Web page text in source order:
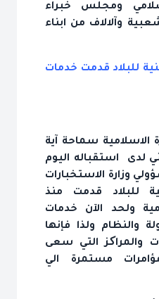
ومجلس خبراء
وآلالاف من ابناء
للبلاد قدمت خدمات
الاسلامية سماحة آية
لدى استقباله اليوم
وزارة الاستخبارات
للبلاد قدمت منذ
ولحد الآن خدمات
والنظام ولذا فإنها
التي سعى
مستمرة الي